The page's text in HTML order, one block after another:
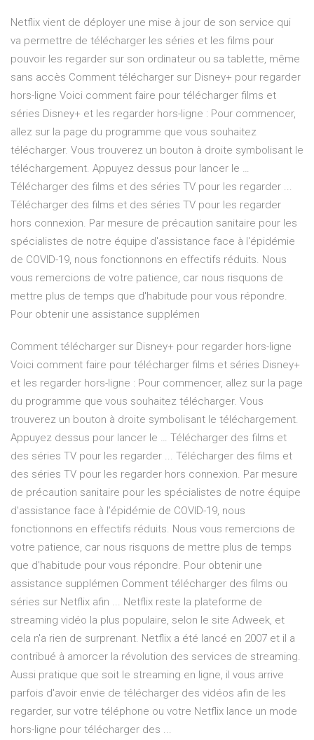
Netflix vient de déployer une mise à jour de son service qui
va permettre de télécharger les séries et les films pour
pouvoir les regarder sur son ordinateur ou sa tablette, même
sans accès Comment télécharger sur Disney+ pour regarder
hors-ligne Voici comment faire pour télécharger films et
séries Disney+ et les regarder hors-ligne : Pour commencer,
allez sur la page du programme que vous souhaitez
télécharger. Vous trouverez un bouton à droite symbolisant le
téléchargement. Appuyez dessus pour lancer le …
Télécharger des films et des séries TV pour les regarder ...
Télécharger des films et des séries TV pour les regarder
hors connexion. Par mesure de précaution sanitaire pour les
spécialistes de notre équipe d'assistance face à l'épidémie
de COVID-19, nous fonctionnons en effectifs réduits. Nous
vous remercions de votre patience, car nous risquons de
mettre plus de temps que d'habitude pour vous répondre.
Pour obtenir une assistance supplémen
Comment télécharger sur Disney+ pour regarder hors-ligne
Voici comment faire pour télécharger films et séries Disney+
et les regarder hors-ligne : Pour commencer, allez sur la page
du programme que vous souhaitez télécharger. Vous
trouverez un bouton à droite symbolisant le téléchargement.
Appuyez dessus pour lancer le … Télécharger des films et
des séries TV pour les regarder ... Télécharger des films et
des séries TV pour les regarder hors connexion. Par mesure
de précaution sanitaire pour les spécialistes de notre équipe
d'assistance face à l'épidémie de COVID-19, nous
fonctionnons en effectifs réduits. Nous vous remercions de
votre patience, car nous risquons de mettre plus de temps
que d'habitude pour vous répondre. Pour obtenir une
assistance supplémen Comment télécharger des films ou
séries sur Netflix afin ... Netflix reste la plateforme de
streaming vidéo la plus populaire, selon le site Adweek, et
cela n'a rien de surprenant. Netflix a été lancé en 2007 et il a
contribué à amorcer la révolution des services de streaming.
Aussi pratique que soit le streaming en ligne, il vous arrive
parfois d'avoir envie de télécharger des vidéos afin de les
regarder, sur votre téléphone ou votre Netflix lance un mode
hors-ligne pour télécharger des ...